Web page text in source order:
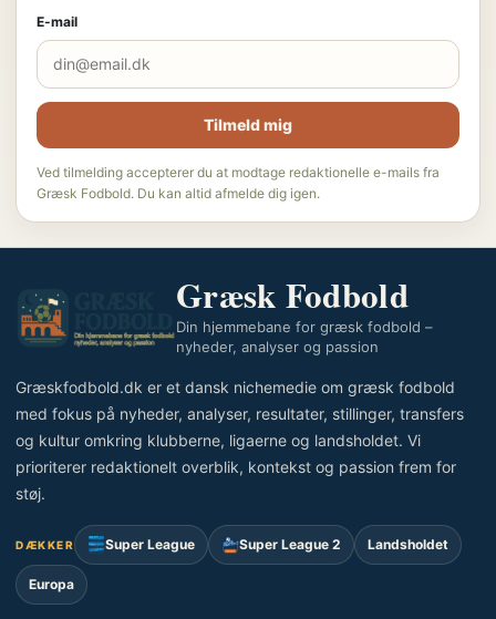
E-mail
Tilmeld mig
Ved tilmelding accepterer du at modtage redaktionelle e-mails fra
Græsk Fodbold. Du kan altid afmelde dig igen.
Græsk Fodbold
Din hjemmebane for græsk fodbold –
nyheder, analyser og passion
Græskfodbold.dk er et dansk nichemedie om græsk fodbold
med fokus på nyheder, analyser, resultater, stillinger, transfers
og kultur omkring klubberne, ligaerne og landsholdet. Vi
prioriterer redaktionelt overblik, kontekst og passion frem for
støj.
DÆKKER Super League Super League 2 Landsholdet
Europa